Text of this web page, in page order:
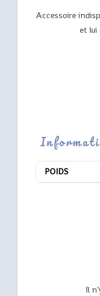
Accessoire
et lui
POIDS
Il